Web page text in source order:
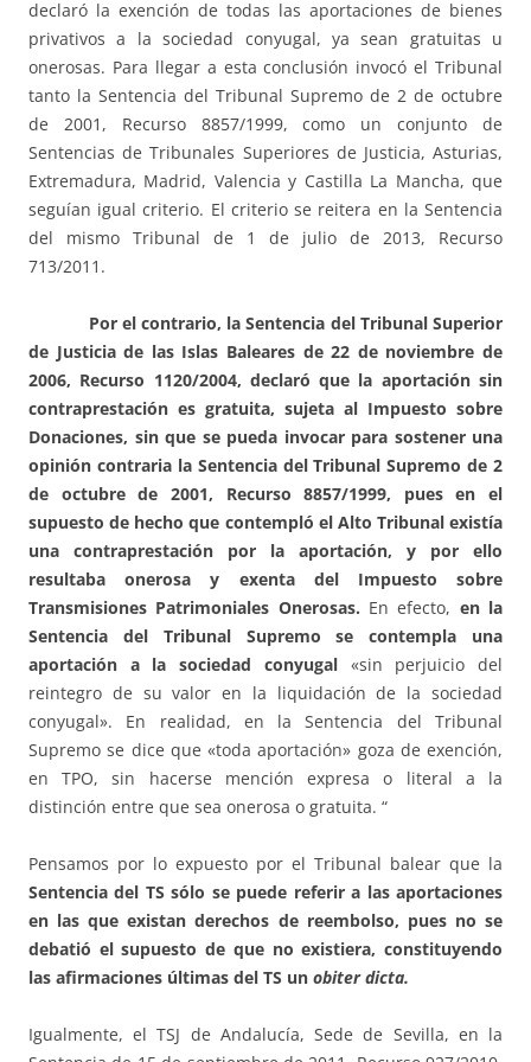
declaró la exención de todas las aportaciones de bienes
privativos a la sociedad conyugal, ya sean gratuitas u
onerosas. Para llegar a esta conclusión invocó el Tribunal
tanto la Sentencia del Tribunal Supremo de 2 de octubre
de 2001, Recurso 8857/1999, como un conjunto de
Sentencias de Tribunales Superiores de Justicia, Asturias,
Extremadura, Madrid, Valencia y Castilla La Mancha, que
seguían igual criterio. El criterio se reitera en la Sentencia
del mismo Tribunal de 1 de julio de 2013, Recurso
713/2011.
Por el contrario, la Sentencia del Tribunal Superior
de Justicia de las Islas Baleares de 22 de noviembre de
2006, Recurso 1120/2004, declaró que la aportación sin
contraprestación es gratuita, sujeta al Impuesto sobre
Donaciones, sin que se pueda invocar para sostener una
opinión contraria la Sentencia del Tribunal Supremo de 2
de octubre de 2001, Recurso 8857/1999, pues en el
supuesto de hecho que contempló el Alto Tribunal existía
una contraprestación por la aportación, y por ello
resultaba onerosa y exenta del Impuesto sobre
Transmisiones Patrimoniales Onerosas. En efecto, en la
Sentencia del Tribunal Supremo se contempla una
aportación a la sociedad conyugal«sin perjuicio del
reintegro de su valor en la liquidación de la sociedad
conyugal». En realidad, en la Sentencia del Tribunal
Supremo se dice que «toda aportación» goza de exención,
en TPO, sin hacerse mención expresa o literal a la
distinción entre que sea onerosa o gratuita. “
Pensamos por lo expuesto por el Tribunal balear que la
Sentencia del TS sólo se puede referir a las aportaciones
en las que existan derechos de reembolso, pues no se
debatió el supuesto de que no existiera, constituyendo
las afirmaciones últimas del TS un obiter dicta.
Igualmente, el TSJ de Andalucía, Sede de Sevilla, en la